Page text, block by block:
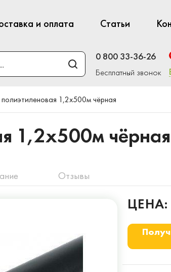
и оплата Статьи
0 800 33-36-26
Бесплатный звонок
1,2x500м чёрная
1,2x500м чёрная
Отзывы
ЦЕНА: